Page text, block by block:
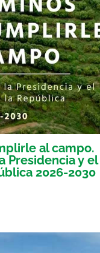
al campo.
Presidencia y el
2026-2030